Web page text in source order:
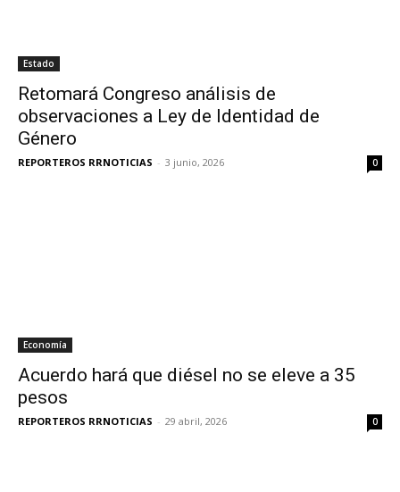
Estado
Retomará Congreso análisis de
observaciones a Ley de Identidad de
Género
REPORTEROS RRNOTICIAS - 3 junio, 2026 0
Economía
Acuerdo hará que diésel no se eleve a 35
pesos
REPORTEROS RRNOTICIAS - 29 abril, 2026 0